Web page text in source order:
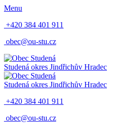
Menu
+420 384 401 911
obec@ou-stu.cz
Studená okres Jindřichův Hradec
Studená okres Jindřichův Hradec
+420 384 401 911
obec@ou-stu.cz